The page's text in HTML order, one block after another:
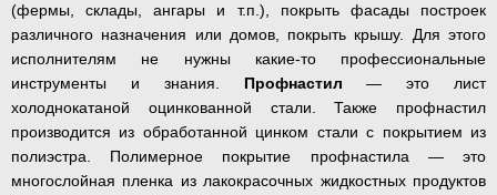
(фермы, склады, ангары и т.п.), покрыть фасады построек
различного назначения или домов, покрыть крышу. Для этого
исполнителям не нужны какие-то профессиональные
инструменты и знания.
Профнастил — это лист
холоднокатаной оцинкованной стали. Также профнастил
производится из обработанной цинком стали с покрытием из
полиэстра. Полимерное покрытие профнастила — это
многослойная пленка из лакокрасочных жидкостных продуктов